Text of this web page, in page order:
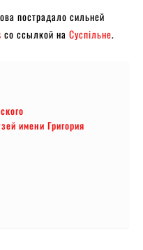
пострадало сильней
со ссылкой на Суспільне.
имени Григория